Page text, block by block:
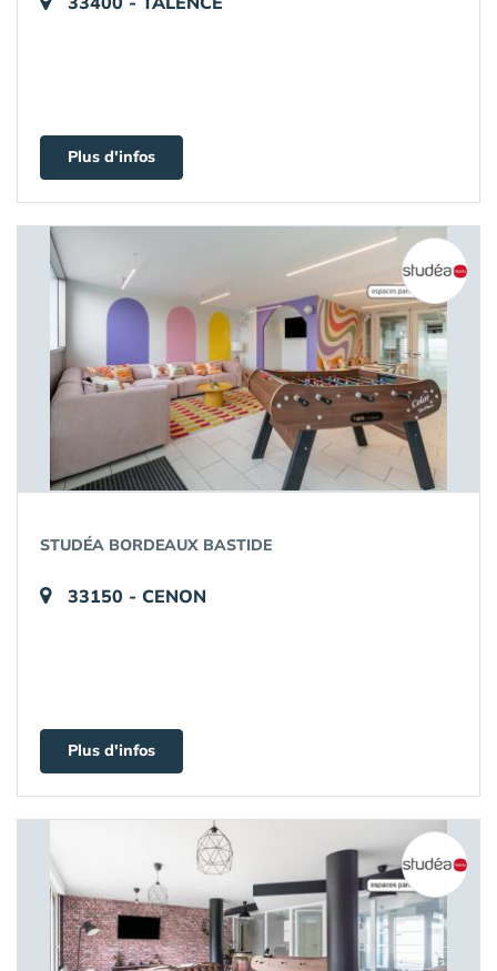
Plus d'infos
STUDÉA BORDEAUX BASTIDE
33150 - CENON
Plus d'infos